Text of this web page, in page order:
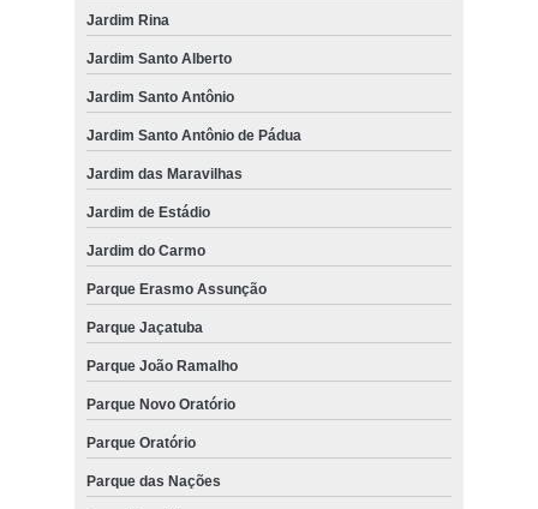
Jardim Rina
Jardim Santo Alberto
Jardim Santo Antônio
Jardim Santo Antônio de Pádua
Jardim das Maravilhas
Jardim de Estádio
Jardim do Carmo
Parque Erasmo Assunção
Parque Jaçatuba
Parque João Ramalho
Parque Novo Oratório
Parque Oratório
Parque das Nações